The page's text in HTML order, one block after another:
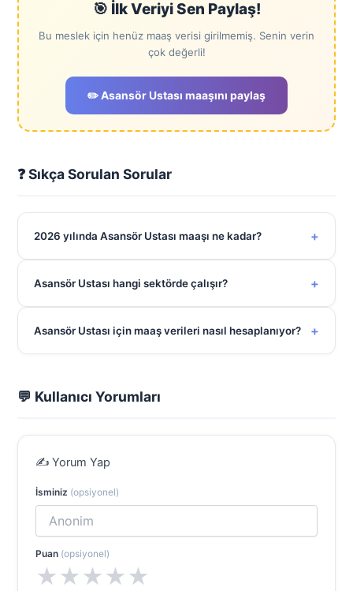
🎯 İlk Veriyi Sen Paylaş!
Bu meslek için henüz maaş verisi girilmemiş. Senin verin
çok değerli!
✏️ Asansör Ustası maaşını paylaş
❓ Sıkça Sorulan Sorular
2026 yılında Asansör Ustası maaşı ne kadar? +
Asansör Ustası hangi sektörde çalışır? +
Asansör Ustası için maaş verileri nasıl hesaplanıyor? +
💬 Kullanıcı Yorumları
✍️ Yorum Yap
İsminiz (opsiyonel)
Puan (opsiyonel)
★★★★★